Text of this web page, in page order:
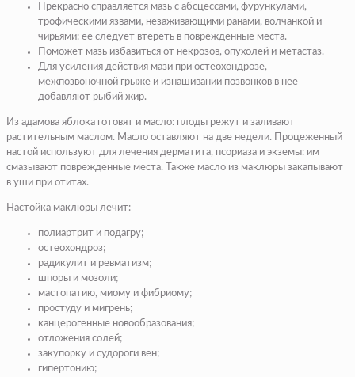
Прекрасно справляется мазь с абсцессами, фурункулами,
трофическими язвами, незаживающими ранами, волчанкой и
чирьями: ее следует втереть в поврежденные места.
Поможет мазь избавиться от некрозов, опухолей и метастаз.
Для усиления действия мази при остеохондрозе,
межпозвоночной грыже и изнашивании позвонков в нее
добавляют рыбий жир.
Из адамова яблока готовят и масло: плоды режут и заливают
растительным маслом. Масло оставляют на две недели. Процеженный
настой используют для лечения дерматита, псориаза и экземы: им
смазывают поврежденные места. Также масло из маклюры закапывают
в уши при отитах.
Настойка маклюры лечит:
полиартрит и подагру;
остеохондроз;
радикулит и ревматизм;
шпоры и мозоли;
мастопатию, миому и фибриому;
простуду и мигрень;
канцерогенные новообразования;
отложения солей;
закупорку и судороги вен;
гипертонию;